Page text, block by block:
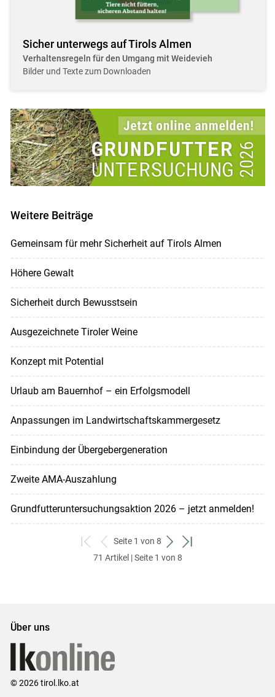
Sicher unterwegs auf Tirols Almen
Verhaltensregeln für den Umgang mit Weidevieh
Bilder und Texte zum Downloaden
Weitere Beiträge
Gemeinsam für mehr Sicherheit auf Tirols Almen
Höhere Gewalt
Sicherheit durch Bewusstsein
Ausgezeichnete Tiroler Weine
Konzept mit Potential
Urlaub am Bauernhof – ein Erfolgsmodell
Anpassungen im Landwirtschaftskammergesetz
Einbindung der Übergebergeneration
Zweite AMA-Auszahlung
Grundfutteruntersuchungsaktion 2026 – jetzt anmelden!
zum
ersten
zurück
zum
Seite 1 von 8
weiter
zum
zum
71 Artikel | Seite 1 von 8
Über uns
© 2026 tirol.lko.at